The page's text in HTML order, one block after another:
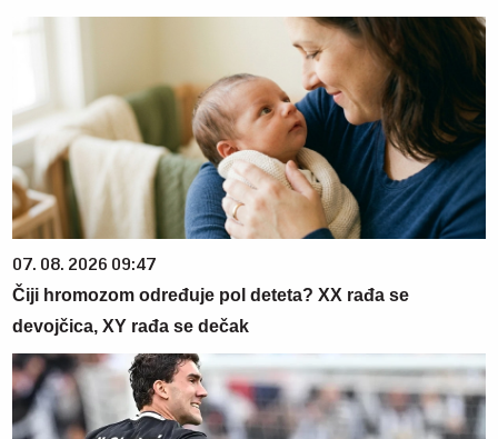
07. 08. 2026 09:47
Čiji hromozom određuje pol deteta? XX rađa se
devojčica, XY rađa se dečak